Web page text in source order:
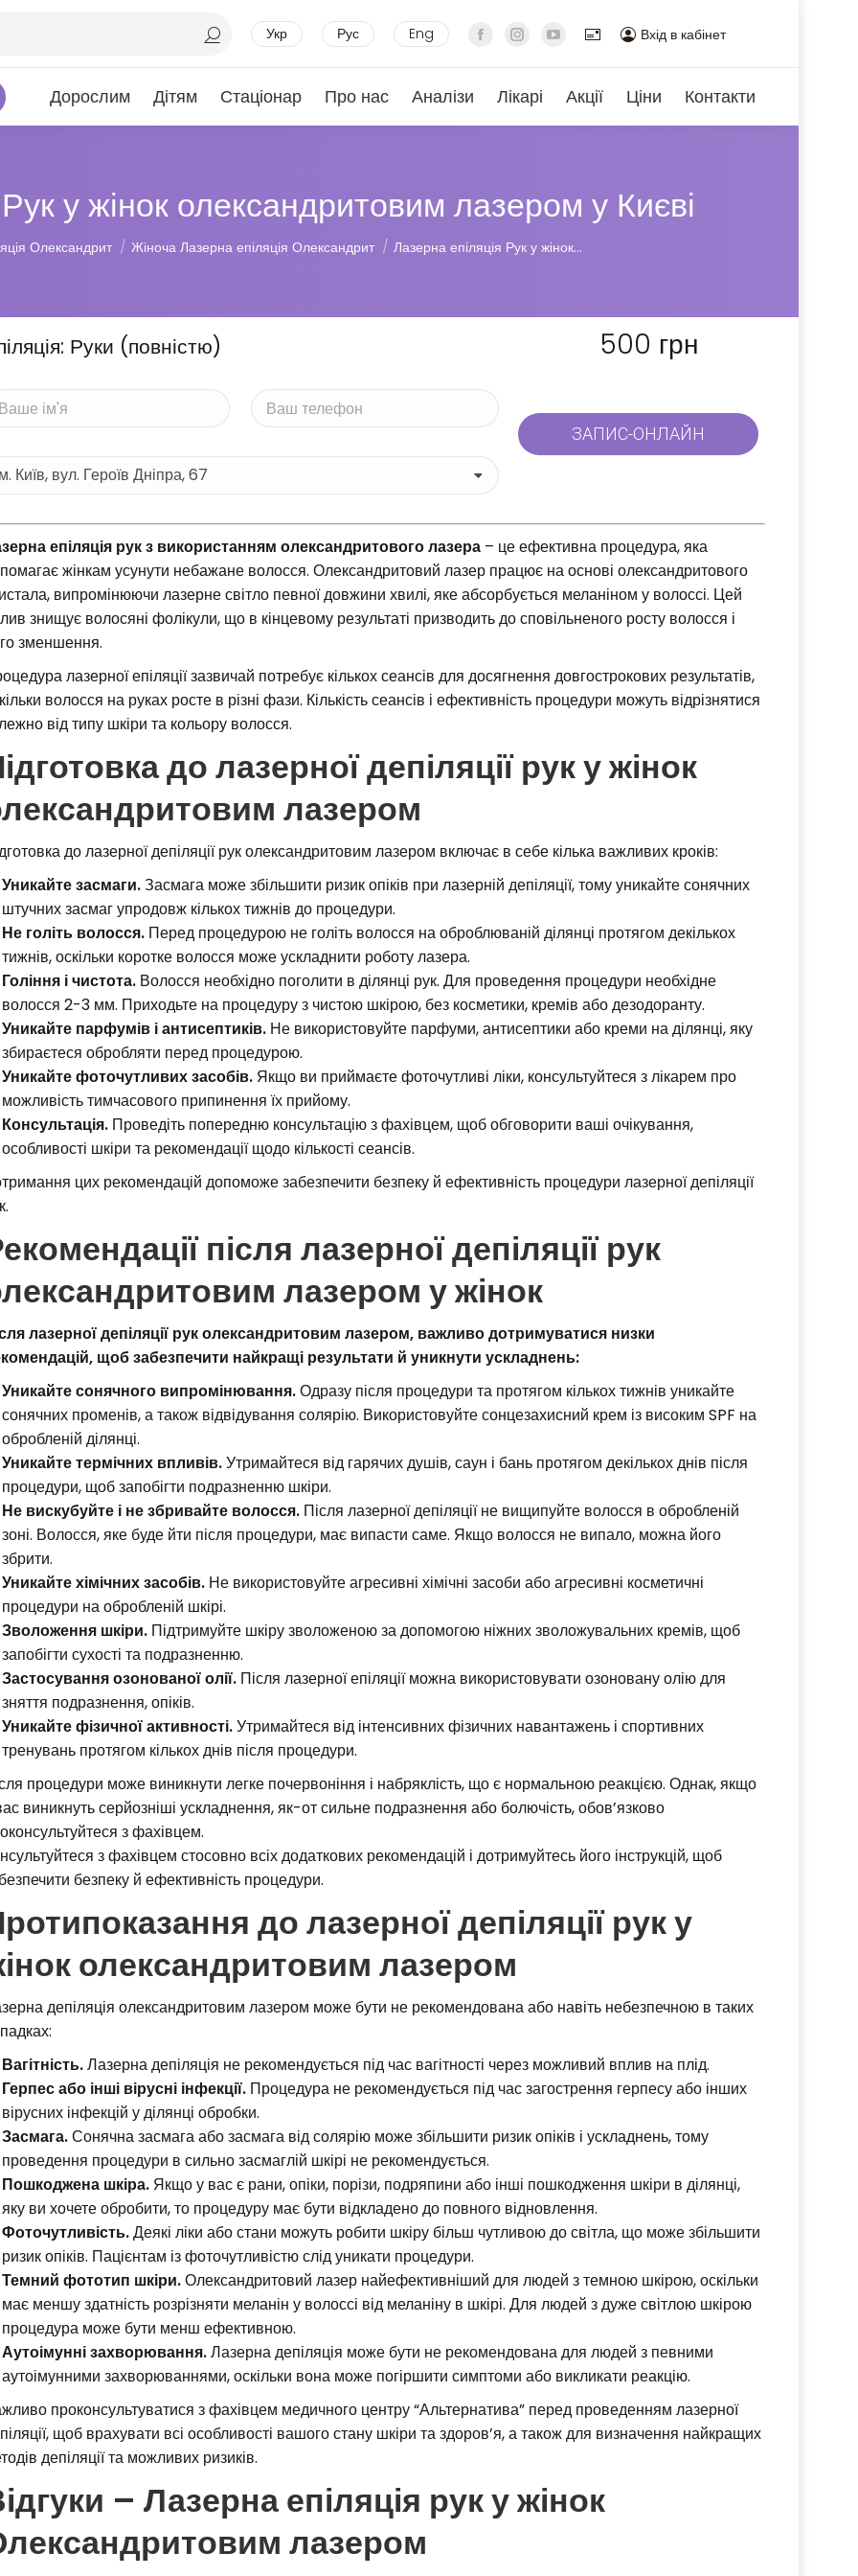
Укр Рус Eng Вхід в кабінет
Дорослим Дітям Стаціонар Про нас Аналізи Лікарі Акції Ціни Контакти
у жінок олександритовим лазером у Києві
Олександрит Жіноча Лазерна епіляція Олександрит Лазерна епіляція Рук у жінок…
Руки (повністю) 500 грн
епіляція рук з використанням олександритового лазера– це ефективна процедура, яка
жінкам усунути небажане волосся. Олександритовий лазер працює на основі олександритового
випромінюючи лазерне світло певної довжини хвилі, яке абсорбується меланіном у волоссі. Цей
знищує волосяні фолікули, що в кінцевому результаті призводить до сповільненого росту волосся і
зменшення.
лазерної епіляції зазвичай потребує кількох сеансів для досягнення довгострокових результатів,
волосся на руках росте в різні фази. Кількість сеансів і ефективність процедури можуть відрізнятися
від типу шкіри та кольору волосся.
до лазерної депіляції рук у жінок
лазером
до лазерної депіляції рук олександритовим лазером включає в себе кілька важливих кроків:
Уникайте засмаги.Засмага може збільшити ризик опіків при лазерній депіляції, тому уникайте сонячних
штучних засмаг упродовж кількох тижнів до процедури.
Не голіть волосся.Перед процедурою не голіть волосся на оброблюваній ділянці протягом декількох
тижнів, оскільки коротке волосся може ускладнити роботу лазера.
Гоління і чистота.Волосся необхідно поголити в ділянці рук. Для проведення процедури необхідне
волосся 2-3 мм. Приходьте на процедуру з чистою шкірою, без косметики, кремів або дезодоранту.
Уникайте парфумів і антисептиків.Не використовуйте парфуми, антисептики або креми на ділянці, яку
збираєтеся обробляти перед процедурою.
Уникайте фоточутливих засобів.Якщо ви приймаєте фоточутливі ліки, консультуйтеся з лікарем про
можливість тимчасового припинення їх прийому.
Консультація.Проведіть попередню консультацію з фахівцем, щоб обговорити ваші очікування,
особливості шкіри та рекомендації щодо кількості сеансів.
цих рекомендацій допоможе забезпечити безпеку й ефективність процедури лазерної депіляції
після лазерної депіляції рук
лазером у жінок
лазерної депіляції рук олександритовим лазером, важливо дотримуватися низки
щоб забезпечити найкращі результати й уникнути ускладнень:
Уникайте сонячного випромінювання.Одразу після процедури та протягом кількох тижнів уникайте
сонячних променів, а також відвідування солярію. Використовуйте сонцезахисний крем із високим SPF на
обробленій ділянці.
Уникайте термічних впливів.Утримайтеся від гарячих душів, саун і бань протягом декількох днів після
процедури, щоб запобігти подразненню шкіри.
Не вискубуйте і не збривайте волосся.Після лазерної депіляції не вищипуйте волосся в обробленій
зоні. Волосся, яке буде йти після процедури, має випасти саме. Якщо волосся не випало, можна його
збрити.
Уникайте хімічних засобів.Не використовуйте агресивні хімічні засоби або агресивні косметичні
процедури на обробленій шкірі.
Зволоження шкіри.Підтримуйте шкіру зволоженою за допомогою ніжних зволожувальних кремів, щоб
запобігти сухості та подразненню.
Застосування озонованої олії.Після лазерної епіляції можна використовувати озоновану олію для
зняття подразнення, опіків.
Уникайте фізичної активності.Утримайтеся від інтенсивних фізичних навантажень і спортивних
тренувань протягом кількох днів після процедури.
процедури може виникнути легке почервоніння і набряклість, що є нормальною реакцією. Однак, якщо
виникнуть серйозніші ускладнення, як-от сильне подразнення або болючість, обов’язково
з фахівцем.
з фахівцем стосовно всіх додаткових рекомендацій і дотримуйтесь його інструкцій, щоб
безпеку й ефективність процедури.
до лазерної депіляції рук у
олександритовим лазером
депіляція олександритовим лазером може бути не рекомендована або навіть небезпечною в таких
Вагітність.Лазерна депіляція не рекомендується під час вагітності через можливий вплив на плід.
Герпес або інші вірусні інфекції.Процедура не рекомендується під час загострення герпесу або інших
вірусних інфекцій у ділянці обробки.
Засмага.Сонячна засмага або засмага від солярію може збільшити ризик опіків і ускладнень, тому
проведення процедури в сильно засмаглій шкірі не рекомендується.
Пошкоджена шкіра.Якщо у вас є рани, опіки, порізи, подряпини або інші пошкодження шкіри в ділянці,
яку ви хочете обробити, то процедуру має бути відкладено до повного відновлення.
Фоточутливість.Деякі ліки або стани можуть робити шкіру більш чутливою до світла, що може збільшити
ризик опіків. Пацієнтам із фоточутливістю слід уникати процедури.
Темний фототип шкіри.Олександритовий лазер найефективніший для людей з темною шкірою, оскільки
має меншу здатність розрізняти меланін у волоссі від меланіну в шкірі. Для людей з дуже світлою шкірою
процедура може бути менш ефективною.
Аутоімунні захворювання.Лазерна депіляція може бути не рекомендована для людей з певними
аутоімунними захворюваннями, оскільки вона може погіршити симптоми або викликати реакцію.
проконсультуватися з фахівцем медичного центру “Альтернатива” перед проведенням лазерної
щоб врахувати всі особливості вашого стану шкіри та здоров’я, а також для визначення найкращих
депіляції та можливих ризиків.
– Лазерна епіляція рук у жінок
лазером